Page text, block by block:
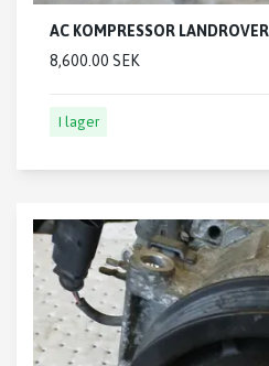
AC KOMPRESSOR
8,600.00 SEK
I lager